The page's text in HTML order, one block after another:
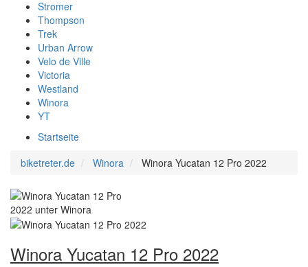
Stromer
Thompson
Trek
Urban Arrow
Velo de Ville
Victoria
Westland
Winora
YT
Startseite
biketreter.de
Winora Winora Yucatan 12 Pro 2022
Winora Yucatan 12 Pro 2022